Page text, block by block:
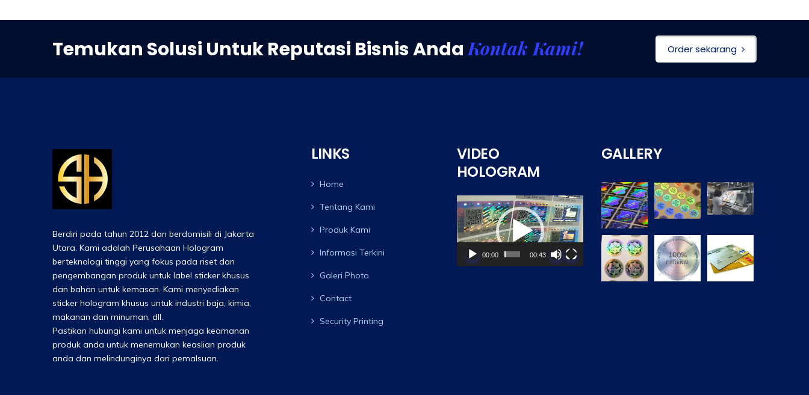
Temukan Solusi Untuk Reputasi Bisnis AndaKontak Kami! Order sekarang
Berdiri pada tahun 2012 dan berdomisili di Jakarta
Utara. Kami adalah Perusahaan Hologram
berteknologi tinggi yang fokus pada riset dan
pengembangan produk untuk label sticker khusus
dan bahan untuk kemasan. Kami menyediakan
sticker hologram khusus untuk industri baja, kimia,
makanan dan minuman, dll.
Pastikan hubungi kami untuk menjaga keamanan
produk anda untuk menemukan keaslian produk
anda dan melindunginya dari pemalsuan.
LINKS
Home
Tentang Kami
Produk Kami
Informasi Terkini
Galeri Photo
Contact
Security Printing
VIDEO
HOLOGRAM
Video
Player
00:00 00:43
GALLERY